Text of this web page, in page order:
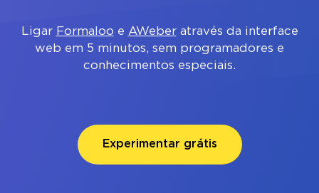
Ligar Formaloo e AWeberatravés da interface
web em 5 minutos, sem programadores e
conhecimentos especiais.
Experimentar grátis